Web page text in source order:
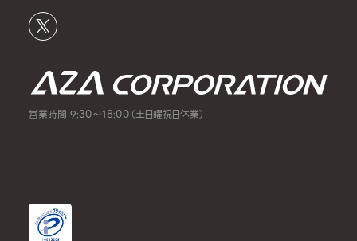
営業時間 9:30～18:00（土日曜祝日休業）